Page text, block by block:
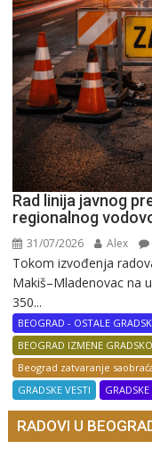
Rad linija javnog
regionalnog
31/07/2026 Alex
Tokom izvođenja
Makiš–Mladenovac na
350...
BEOGRAD - OSTALE
BEOGRAD IZMENE
Beograd zatvaranje
GRADSKE VESTI
RADOVI U